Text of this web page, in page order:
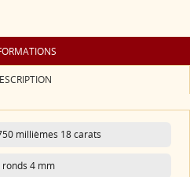
millièmes 18 carats
4 mm